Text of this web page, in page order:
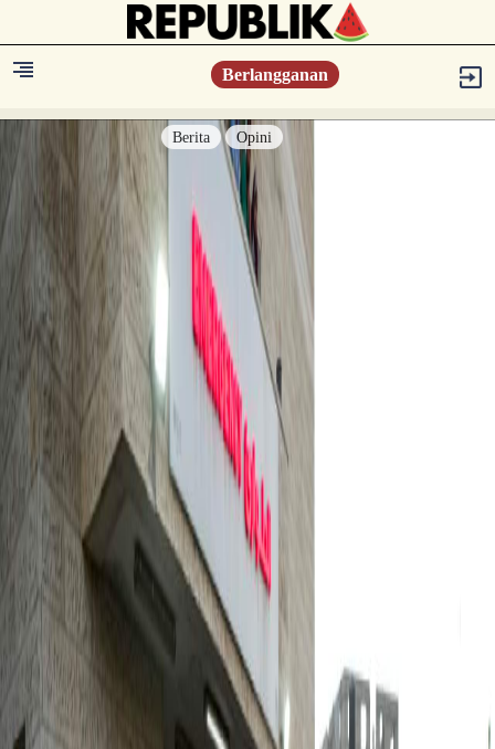
Berlangganan
Berita Opini
Berita
Islam Digest
Hikmah
Opini
Konsultasi Syariah
Resonansi
Sejarah
Lensa
Iqtishodia
Sastra
Literasi Umat